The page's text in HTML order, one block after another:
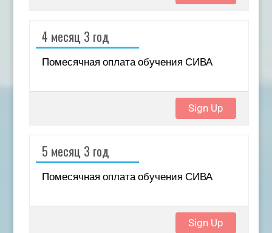
4 месяц 3 год
Помесячная оплата обучения СИВА
Sign Up
5 месяц 3 год
Помесячная оплата обучения СИВА
Sign Up